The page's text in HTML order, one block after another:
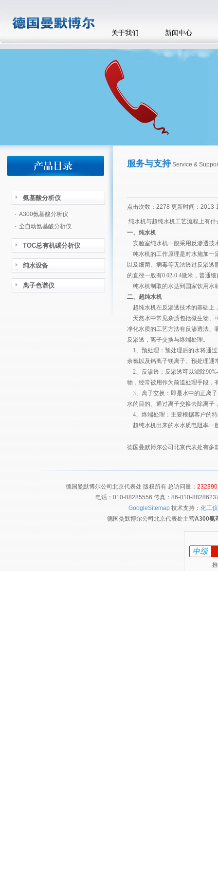
关于我们 新闻中心
氨基酸分析仪
· A300氨基酸分析仪
· 全自动氨基酸分析仪
TOC总有机碳分析仪
纯水设备
离子色谱仪
服务与支持Service &
点击次数：2278 更新时间：2013-
纯水机与超纯水机工艺流程上有什
一、纯水机
实验室纯水机一般采用反渗透技
纯水机的工作原理是对水施加一
以及细菌、病毒等无法透过反渗透
的直径一般有0.02-0.4微米，普通
纯水机制取的水达到国家饮用水
二、超纯水机
超纯水机在反渗透技术的基础上
天然水中常见杂质包括微生物、
净化水质的工艺方法有反渗透法、
反渗透，离子交换与终端处理。
1、预处理：预处理后的水将通
余氯以及钙离子镁离子。预处理通
2、反渗透：反渗透可以滤除
物，经常被用作为前道处理手段，
3、离子交换：即是水中的正离
水的目的。通过离子交换去除离子
4、终端处理：主要根据客户的
超纯水机出来的水水质电阻率一
德国曼默博尔公司北京代表处有多
德国曼默博尔公司北京代表处 版权所有 总访问量： 232390
电话：010-88285556 传真：86-010-
GoogleSitemap技术支持： 化工
德国曼默博尔公司北京代表处主营A300氨